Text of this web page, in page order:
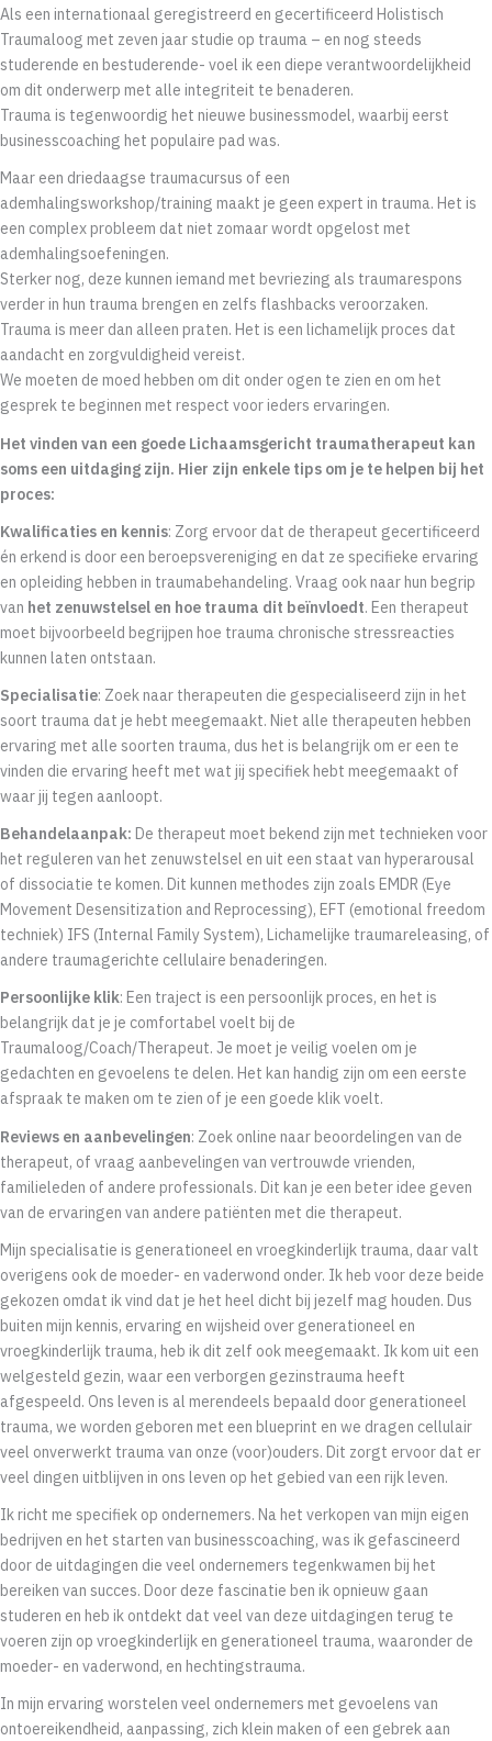
Als een internationaal geregistreerd en gecertificeerd Holistisch
Traumaloog met zeven jaar studie op trauma – en nog steeds
studerende en bestuderende- voel ik een diepe verantwoordelijkheid
om dit onderwerp met alle integriteit te benaderen.
Trauma is tegenwoordig het nieuwe businessmodel, waarbij eerst
businesscoaching het populaire pad was.
Maar een driedaagse traumacursus of een
ademhalingsworkshop/training maakt je geen expert in trauma. Het is
een complex probleem dat niet zomaar wordt opgelost met
ademhalingsoefeningen.
Sterker nog, deze kunnen iemand met bevriezing als traumarespons
verder in hun trauma brengen en zelfs flashbacks veroorzaken.
Trauma is meer dan alleen praten. Het is een lichamelijk proces dat
aandacht en zorgvuldigheid vereist.
We moeten de moed hebben om dit onder ogen te zien en om het
gesprek te beginnen met respect voor ieders ervaringen.
Het vinden van een goede Lichaamsgericht traumatherapeut kan
soms een uitdaging zijn. Hier zijn enkele tips om je te helpen bij het
proces:
Kwalificaties en kennis: Zorg ervoor dat de therapeut gecertificeerd
én erkend is door een beroepsvereniging en dat ze specifieke ervaring
en opleiding hebben in traumabehandeling. Vraag ook naar hun begrip
van het zenuwstelsel en hoe trauma dit beïnvloedt. Een therapeut
moet bijvoorbeeld begrijpen hoe trauma chronische stressreacties
kunnen laten ontstaan.
Specialisatie: Zoek naar therapeuten die gespecialiseerd zijn in het
soort trauma dat je hebt meegemaakt. Niet alle therapeuten hebben
ervaring met alle soorten trauma, dus het is belangrijk om er een te
vinden die ervaring heeft met wat jij specifiek hebt meegemaakt of
waar jij tegen aanloopt.
Behandelaanpak: De therapeut moet bekend zijn met technieken voor
het reguleren van het zenuwstelsel en uit een staat van hyperarousal
of dissociatie te komen. Dit kunnen methodes zijn zoals EMDR (Eye
Movement Desensitization and Reprocessing), EFT (emotional freedom
techniek) IFS (Internal Family System), Lichamelijke traumareleasing, of
andere traumagerichte cellulaire benaderingen.
Persoonlijke klik: Een traject is een persoonlijk proces, en het is
belangrijk dat je je comfortabel voelt bij de
Traumaloog/Coach/Therapeut. Je moet je veilig voelen om je
gedachten en gevoelens te delen. Het kan handig zijn om een eerste
afspraak te maken om te zien of je een goede klik voelt.
Reviews en aanbevelingen: Zoek online naar beoordelingen van de
therapeut, of vraag aanbevelingen van vertrouwde vrienden,
familieleden of andere professionals. Dit kan je een beter idee geven
van de ervaringen van andere patiënten met die therapeut.
Mijn specialisatie is generationeel en vroegkinderlijk trauma, daar valt
overigens ook de moeder- en vaderwond onder. Ik heb voor deze beide
gekozen omdat ik vind dat je het heel dicht bij jezelf mag houden. Dus
buiten mijn kennis, ervaring en wijsheid over generationeel en
vroegkinderlijk trauma, heb ik dit zelf ook meegemaakt. Ik kom uit een
welgesteld gezin, waar een verborgen gezinstrauma heeft
afgespeeld. Ons leven is al merendeels bepaald door generationeel
trauma, we worden geboren met een blueprint en we dragen cellulair
veel onverwerkt trauma van onze (voor)ouders. Dit zorgt ervoor dat er
veel dingen uitblijven in ons leven op het gebied van een rijk leven.
Ik richt me specifiek op ondernemers. Na het verkopen van mijn eigen
bedrijven en het starten van businesscoaching, was ik gefascineerd
door de uitdagingen die veel ondernemers tegenkwamen bij het
bereiken van succes. Door deze fascinatie ben ik opnieuw gaan
studeren en heb ik ontdekt dat veel van deze uitdagingen terug te
voeren zijn op vroegkinderlijk en generationeel trauma, waaronder de
moeder- en vaderwond, en hechtingstrauma.
In mijn ervaring worstelen veel ondernemers met gevoelens van
ontoereikendheid, aanpassing, zich klein maken of een gebrek aan